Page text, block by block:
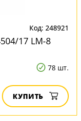
Код: 248921
17 LM-8
78 шт.
КУПИТЬ